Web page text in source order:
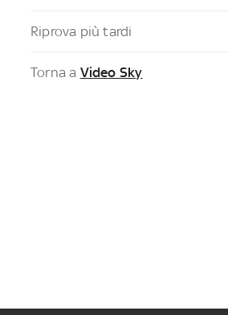
Riprova più tardi
Torna a Video Sky